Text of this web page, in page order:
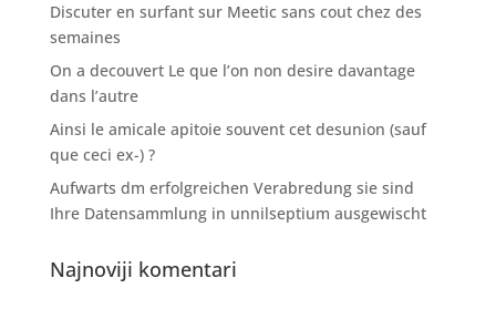
Discuter en surfant sur Meetic sans cout chez des
semaines
On a decouvert Le que l’on non desire davantage
dans l’autre
Ainsi le amicale apitoie souvent cet desunion (sauf
que ceci ex-) ?
Aufwarts dm erfolgreichen Verabredung sie sind
Ihre Datensammlung in unnilseptium ausgewischt
Najnoviji komentari